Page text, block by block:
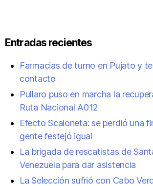
Entradas recientes
Farmacias de turno en Pujato y
contacto
Pullaro puso en marcha la
Ruta Nacional A012
Efecto Scaloneta: se perdió una
gente festejó igual
La brigada de rescatistas de
Venezuela para dar asistencia
La Selección sufrió con Cabo